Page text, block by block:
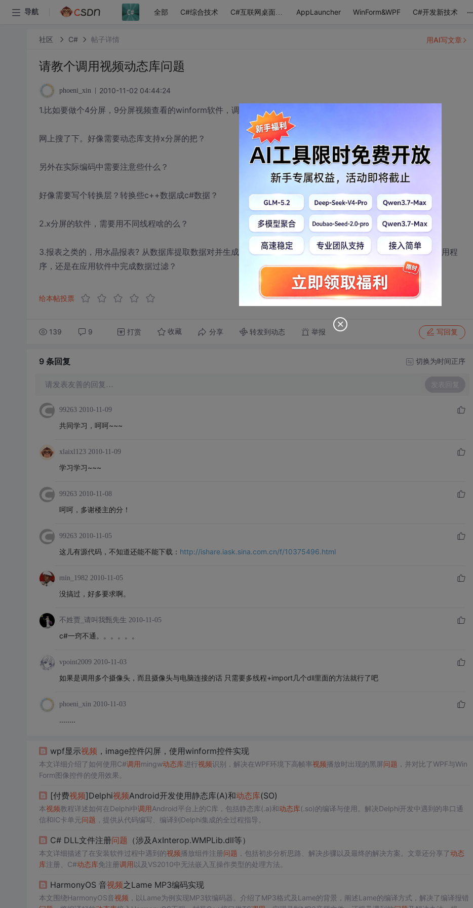
导航 全部 C#综合技术 C#互联网桌面应用 AppLauncher WinForm&WPF C#开发新技术 ...
社区 C# 帖子详情
请教个调用视频动态库问题
phoeni_xin 2010-11-02 04:44:24
1.比如要做个4分屏，9分屏视频查看的winform软件，调用提供的C++动态库，那么用什么控件实现的？
网上搜了下。好像需要动态库支持x分屏的把？
另外在实际编码中需要注意些什么？
好像需要写个转换层？转换些c++数据成c#数据？
2.x分屏的软件，需要用不同线程啥的么？
3.报表之类的，用水晶报表? 从数据库提取数据对并生成报表的过程，是先用存储过程提取想要的数据并返回给应用程
序，还是在应用软件中完成数据过滤？
给本帖投票
139 9 打赏 收藏 分享 转发到动态 举报 写回复
用AI写文章
9 条回复 切换为时间正序
请发表友善的回复… 发表回复
99263 2010-11-09
共同学习，呵呵~~~
xlaixl123 2010-11-09
学习学习~~~
99263 2010-11-08
呵呵，多谢楼主的分！
99263 2010-11-05
这儿有源代码，不知道还能不能下载： http://ishare.iask.sina.com.cn/f/10375496.html
min_1982 2010-11-05
没搞过，好多要求啊。
不姓贾_请叫我甄先生 2010-11-05
c#一窍不通。。。。。。
vpoint2009 2010-11-03
如果是调用多个摄像头，而且摄像头与电脑连接的话 只需要多线程+import几个dll里面的方法就行了吧
phoeni_xin 2010-11-03
........
wpf显示视频 ，image控件闪屏，使用winform控件实现
本文详细介绍了如何使用C#调用mingw动态库进行视频识别，解决在WPF环境下高帧率视频播放时出现的黑屏问题 ，并对比了WPF与Win
Form图像控件的使用效果。
[付费视频]Delphi视频Android开发使用静态库(A)和动态库(SO)
本视频教程详述如何在Delphi中调用Android平台上的C库，包括静态库(.a)和动态库(.so)的编译与使用。解决Delphi开发中遇到的串口通
信和IC卡单元问题 ，提供从代码编写、编译到Delphi集成的全过程指导。
C# DLL文件注册问题 （涉及AxInterop.WMPLib.dll等）
本文详细描述了在安装软件过程中遇到的视频播放组件注册问题 ，包括初步分析思路、解决步骤以及最终的解决方案。文章还分享了动态
库注册、C#动态库免注册调用以及VS2010中无法嵌入互操作类型的处理方法。
HarmonyOS 音视频之Lame MP3编码实现
本文围绕HarmonyOS音视频 ，以Lame为例实现MP3软编码器。介绍了MP3格式及Lame的背景，阐述Lame的编译方式，解决了编译报错